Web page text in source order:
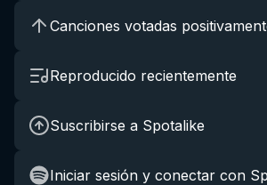
Canciones votadas
Reproducido recientemente
Suscribirse a Spotalike
Iniciar sesión y conectar con